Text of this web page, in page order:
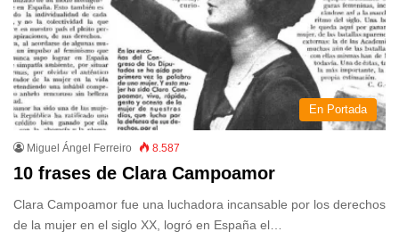
En Portada
Miguel Ángel Ferreiro 8.587
10 frases de Clara Campoamor
Clara Campoamor fue una luchadora incansable por los derechos
de la mujer en el siglo XX, logró en España el…